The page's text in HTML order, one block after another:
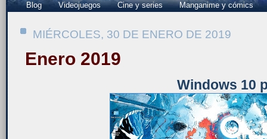
Blog Videojuegos Cine y series Manganime y cómics
MIÉRCOLES, 30 DE ENERO DE 2019
Enero 2019
Windows 10